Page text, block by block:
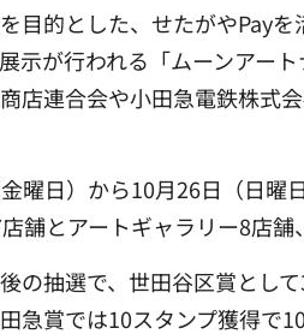
目的とした、せたがやPay
示が行われる「ムーンアー
店連合会や小田急電鉄株式
曜日）から10月26日（日曜
舗とアートギャラリー8店舗
の抽選で、世田谷区賞とし
急賞では10スタンプ獲得で